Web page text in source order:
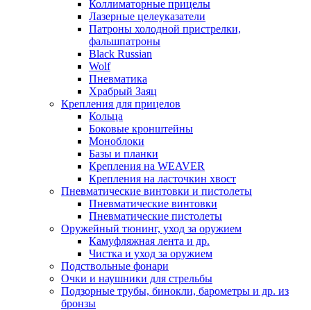
Коллиматорные прицелы
Лазерные целеуказатели
Патроны холодной пристрелки,
фальшпатроны
Black Russian
Wolf
Пневматика
Храбрый Заяц
Крепления для прицелов
Кольца
Боковые кронштейны
Моноблоки
Базы и планки
Крепления на WEAVER
Крепления на ласточкин хвост
Пневматические винтовки и пистолеты
Пневматические винтовки
Пневматические пистолеты
Оружейный тюнинг, уход за оружием
Камуфляжная лента и др.
Чистка и уход за оружием
Подствольные фонари
Очки и наушники для стрельбы
Подзорные трубы, бинокли, барометры и др. из
бронзы